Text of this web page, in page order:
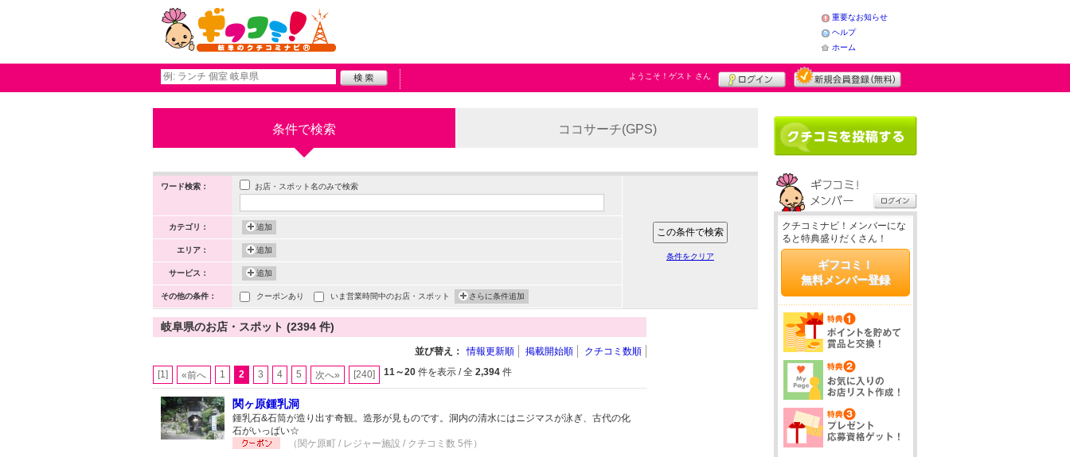
重要なお知らせ
ヘルプ
ホーム
ようこそ！ ゲスト さん
条件で検索 ココサーチ(GPS)
ワード検索： お店・スポット名のみで検索
カテゴリ： 追加
エリア： 追加
サービス： 追加
その他の条件： クーポンあり いま営業時間中のお店・スポット さらに条件追加
条件をクリア
岐阜県のお店・スポット (2394 件)
並び替え： 情報更新順 掲載開始順 クチコミ数順
[1] «前へ 1 2 3 4 5 次へ» [240] 11～20 件を表示 / 全 2,394 件
関ヶ原鍾乳洞
鍾乳石&石筒が造り出す奇観。造形が見ものです。洞内の清水にはニジマスが泳ぎ、古代の化
石がいっぱい☆
（関ケ原町 / レジャー施設 / クチコミ数 5件）
クチコミナビ！メンバーにな
ると特典盛りだくさん！
ギフコミ！
無料メンバー登録